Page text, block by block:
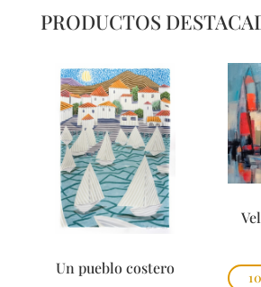
PRODUCTOS
Un pueblo costero